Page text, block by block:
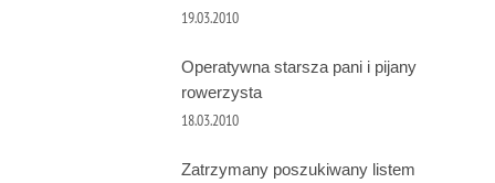
19.03.2010
Operatywna starsza pani i pijany
rowerzysta
18.03.2010
Zatrzymany poszukiwany listem